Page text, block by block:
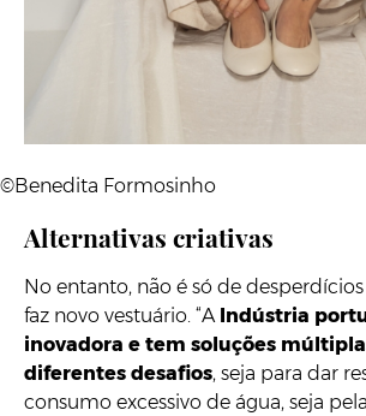
©Benedita Formosinho
Alternativas criativas
No entanto, não é só de
faz novo vestuário. “A Indústria
inovadora e tem soluções
diferentes desafios, seja para dar
consumo excessivo de água, seja